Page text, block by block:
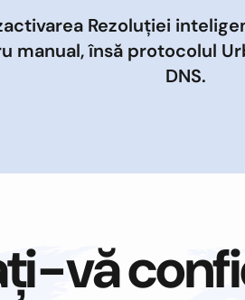
Rezoluției
manual, însă protocolul
DNS.
vă